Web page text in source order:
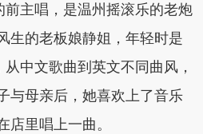
前主唱，是温州摇滚乐的老炮
生的老板娘静姐，年轻时是
中文歌曲到英文不同曲风，
与母亲后，她喜欢上了音乐
店里唱上一曲。